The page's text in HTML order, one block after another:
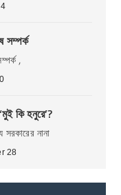
সম্পর্ক
,
কি হনুরে’?
সরকারের নানা
28